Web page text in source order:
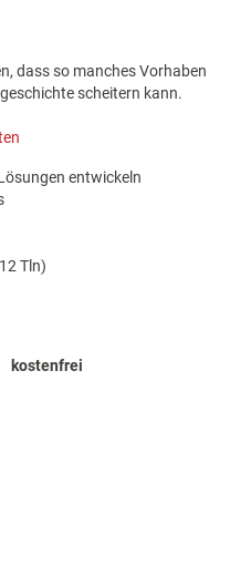
dass so manches Vorhaben
scheitern kann.
entwickeln
Tln)
kostenfrei